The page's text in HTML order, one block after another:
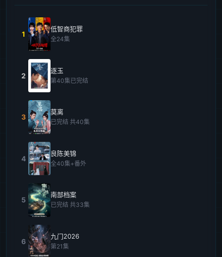
1
低智商犯罪
全24集
2
逐玉
第40集已完结
3
莫离
已完结 共40集
4
良陈美锦
全40集+番外
5
南部档案
已完结 共33集
6
九门2026
第21集